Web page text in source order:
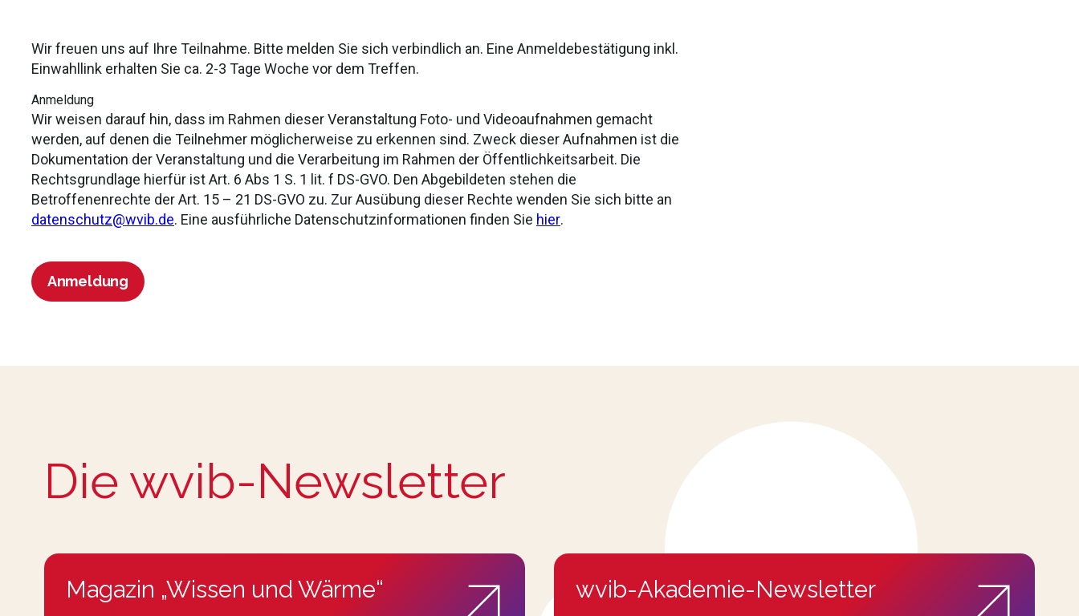
Wir freuen uns auf Ihre Teilnahme. Bitte melden Sie sich verbindlich an. Eine Anmeldebestätigung inkl.
Einwahllink erhalten Sie ca. 2-3 Tage Woche vor dem Treffen.
Anmeldung
Wir weisen darauf hin, dass im Rahmen dieser Veranstaltung Foto- und Videoaufnahmen gemacht
werden, auf denen die Teilnehmer möglicherweise zu erkennen sind. Zweck dieser Aufnahmen ist die
Dokumentation der Veranstaltung und die Verarbeitung im Rahmen der Öffentlichkeitsarbeit. Die
Rechtsgrundlage hierfür ist Art. 6 Abs 1 S. 1 lit. f DS-GVO. Den Abgebildeten stehen die
Betroffenenrechte der Art. 15 – 21 DS-GVO zu. Zur Ausübung dieser Rechte wenden Sie sich bitte an
datenschutz@wvib.de. Eine ausführliche Datenschutzinformationen finden Sie hier.
Anmeldung
Die wvib-Newsletter
Magazin „Wissen und Wärme“ wvib-Akademie-Newsletter